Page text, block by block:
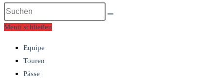
umschalten
Diese
Website
durchsuchen
Menü schließen
Equipe
Touren
Pässe